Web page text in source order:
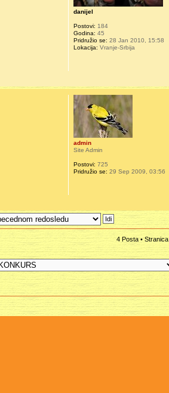
danijel
Postovi: 184
Godina: 45
Pridružio se: 28 Jan 2010, 15:58
Lokacija: Vranje-Srbija
admin
Site Admin
Postovi: 725
Pridružio se: 29 Sep 2009, 03:56
4 Posta • Stranica